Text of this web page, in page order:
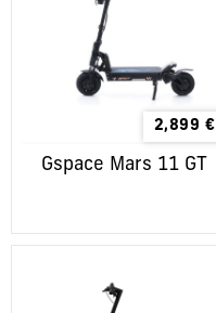
2,899 €
Gspace Mars 11 GT